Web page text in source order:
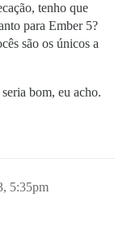
tenho que
para Ember 5?
são os únicos a
bom, eu acho.
5:35pm